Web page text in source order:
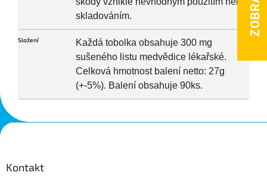
skladováním.
Složení
Každá tobolka obsahuje 300 mg
sušeného listu medvědice lékařské.
Celková hmotnost balení netto: 27g
(+-5%). Balení obsahuje 90ks.
Z
á
Kontakt